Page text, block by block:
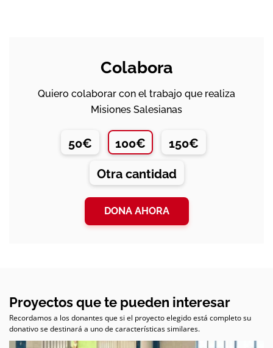
Colabora
Quiero colaborar con el trabajo que realiza
Misiones Salesianas
50€ 100€ 150€
Otra cantidad
DONA AHORA
Proyectos que te pueden interesar
Recordamos a los donantes que si el proyecto elegido está completo su
donativo se destinará a uno de características similares.